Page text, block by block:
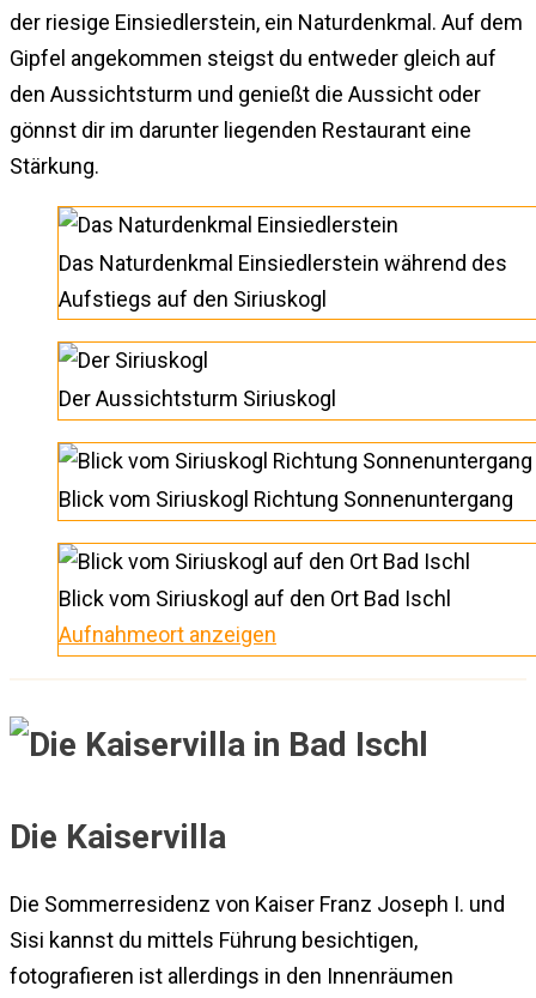
der riesige Einsiedlerstein, ein Naturdenkmal. Auf dem
Gipfel angekommen steigst du entweder gleich auf
den Aussichtsturm und genießt die Aussicht oder
gönnst dir im darunter liegenden Restaurant eine
Stärkung.
Das Naturdenkmal Einsiedlerstein während des
Aufstiegs auf den Siriuskogl
Der Aussichtsturm Siriuskogl
Blick vom Siriuskogl Richtung Sonnenuntergang
Blick vom Siriuskogl auf den Ort Bad Ischl
Aufnahmeort anzeigen
Die Kaiservilla
Die Sommerresidenz von Kaiser Franz Joseph I. und
Sisi kannst du mittels Führung besichtigen,
fotografieren ist allerdings in den Innenräumen